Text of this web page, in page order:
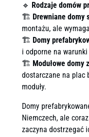
🔹 Rodzaje domów
🏗 Drewniane domy
montażu, ale
🏗 Domy
i odporne na
🏗 Modułowe domy
dostarczane na plac
moduły.
Domy
Niemczech, ale
zaczyna dostrzegać